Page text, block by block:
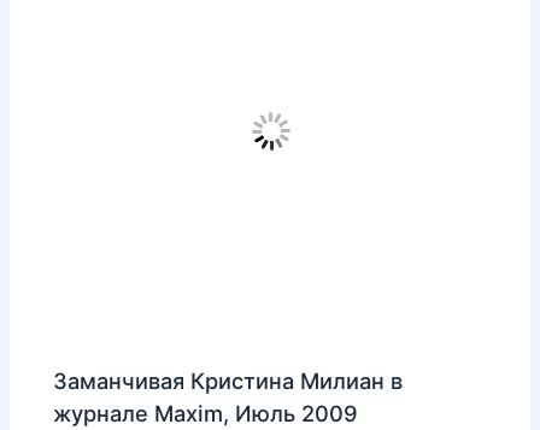
Заманчивая Кристина Милиан в
журнале Maxim, Июль 2009